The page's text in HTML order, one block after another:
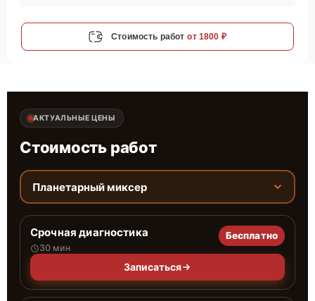
Стоимость работ от 1800 ₽
АКТУАЛЬНЫЕ ЦЕНЫ
Стоимость работ
Планетарный миксер
Срочная диагностика
30 мин
Бесплатно
Записаться